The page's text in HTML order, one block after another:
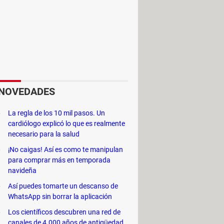
primer lugar, se puede mencionar
individual como seleccionando
una
la parte derecha en Windows 11.)
unidad principal, normalmente la
La regla de los 10 mil pasos. Un
cardiólogo explicó lo que es realmente
necesario para la salud
¡No caigas! Así es como te manipulan
para comprar más en temporada
navideña
Así puedes tomarte un descanso de
WhatsApp sin borrar la aplicación
Los científicos descubren una red de